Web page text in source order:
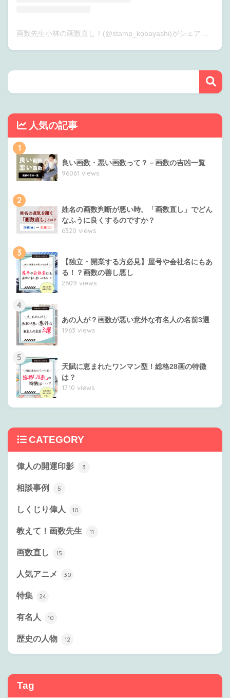
人気の記事
1
良い画数・悪い画数って？－画数の吉凶一覧
96061 views
2
姓名の画数判断が悪い時。「画数直し」でどん
なふうに良くするのですか？
6320 views
3
【独立・開業する方必見】屋号や会社名にもあ
る！？画数の善し悪し
2609 views
4
あの人が？画数が悪い意外な有名人の名前3選
1963 views
5
天賦に恵まれたワンマン型！総格28画の特徴
は？
1710 views
CATEGORY
偉人の開運印影 3
相談事例 5
しくじり偉人 10
教えて！画数先生 11
画数直し 15
人気アニメ 30
特集 24
有名人 10
歴史の人物 12
Tag